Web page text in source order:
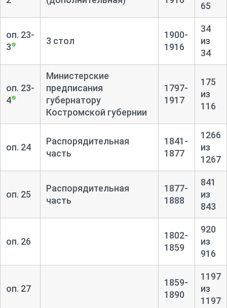
65
оп. 23-
3
3 стол
1900-
1916
34
из
34
оп. 23-
4
Министерские
предписания
губернатору
Костромской губернии
1797-
1917
175
из
116
оп. 24
Распорядительная
часть
1841-
1877
1266
из
1267
оп. 25
Распорядительная
часть
1877-
1888
841
из
843
оп. 26
1802-
1859
920
из
916
оп. 27
1859-
1890
1197
из
1197